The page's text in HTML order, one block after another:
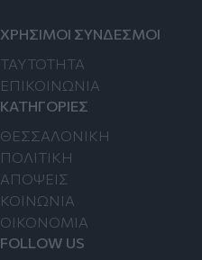
ΧΡΗΣΙΜΟΙ ΣΥΝΔΕΣΜΟΙ
TAYTOTHTA
ΕΠΙΚΟΙΝΩΝΙΑ
ΚΑΤΗΓΟΡΙΕΣ
ΘΕΣΣΑΛΟΝΙΚΗ
ΠΟΛΙΤΙΚΗ
ΑΠΟΨΕΙΣ
ΚΟΙΝΩΝΙΑ
ΟΙΚΟΝΟΜΙΑ
FOLLOW US